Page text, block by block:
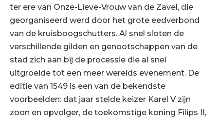
ter ere van Onze-Lieve-Vrouw van de Zavel, die
georganiseerd werd door het grote eedverbond
van de kruisboogschutters. Al snel sloten de
verschillende gilden en genootschappen van de
stad zich aan bij de processie die al snel
uitgroeide tot een meer werelds evenement. De
editie van 1549 is een van de bekendste
voorbeelden: dat jaar stelde keizer Karel V zijn
zoon en opvolger, de toekomstige koning Filips II,